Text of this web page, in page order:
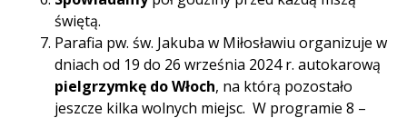
świętą.
Parafia pw. św. Jakuba w Miłosławiu organizuje w
dniach od 19 do 26 września 2024 r. autokarową
pielgrzymkę do Włoch, na którą pozostało
jeszcze kilka wolnych miejsc. W programie 8 –